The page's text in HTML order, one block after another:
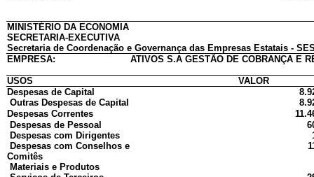
MINISTÉRIO DA ECONOMIA
SECRETARIA-EXECUTIVA
Secretaria de Coordenação e Governança das Empresas Estatais -
EMPRESA:
ATIVOS S.A GESTÃO DE COBRANÇA E
USOS
VALOR
Despesas de Capital
Outras Despesas de Capital
Despesas Correntes
Despesas de Pessoal
Despesas com Dirigentes
Despesas com Conselhos e
Comitês
Materiais e Produtos